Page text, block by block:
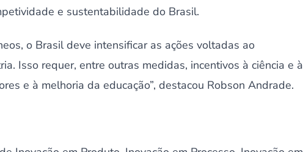
e sustentabilidade do Brasil.
o Brasil deve intensificar as ações voltadas ao
Isso requer, entre outras medidas, incentivos à ciência e à
e à melhoria da educação”, destacou Robson Andrade.